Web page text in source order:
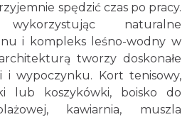
spędzić czas po pracy.
naturalne
i kompleks leśno-wodny w
tworzy doskonałe
i wypoczynku. Kort tenisowy,
lub koszykówki, boisko do
kawiarnia, muszla